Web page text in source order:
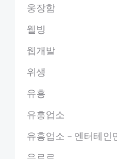
웅장함
웰빙
웹개발
위생
유흥
유흥업소
유흥업소 – 엔터테인